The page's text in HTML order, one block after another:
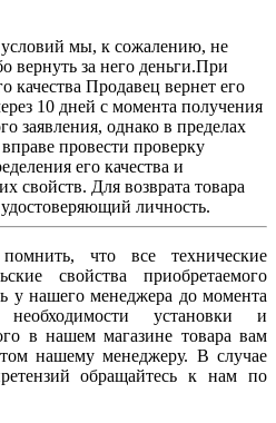
мы, к сожалению, не
вернуть за него деньги.При
качества Продавец вернет его
10 дней с момента получения
заявления, однако в пределах
провести проверку
его качества и
свойств. Для возврата товара
личность.
что все технические
свойства приобретаемого
у нашего менеджера до момента
установки и
в нашем магазине товара вам
нашему менеджеру. В случае
обращайтесь к нам по